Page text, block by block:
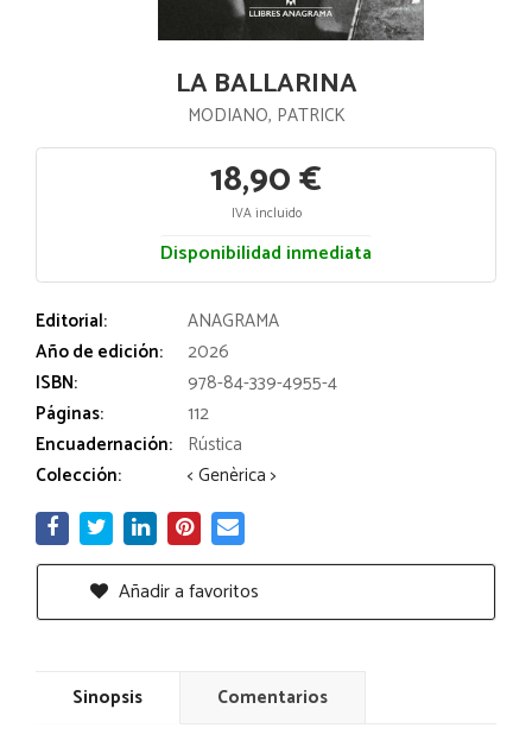
LA BALLARINA
MODIANO, PATRICK
18,90 €
IVA incluido
Disponibilidad inmediata
Editorial:
ANAGRAMA
Año de edición:
2026
ISBN:
978-84-339-4955-4
Páginas:
112
Encuadernación: Rústica
Colección:
< Genèrica >
Añadir a favoritos
Sinopsis Comentarios